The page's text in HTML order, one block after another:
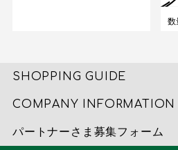
数
SHOPPING GUIDE
COMPANY INFORMATION
パートナーさま募集フォーム